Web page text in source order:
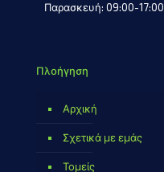
Παρασκευή: 09:00-17:00
Πλοήγηση
Αρχική
Σχετικά με εμάς
Τομείς